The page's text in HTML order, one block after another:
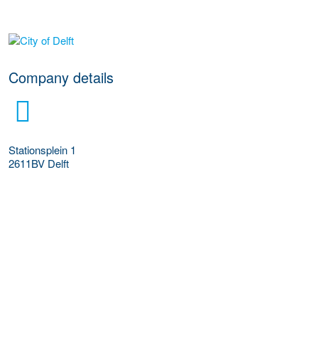
More Employer Details
Company details
Stationsplein 1
2611BV Delft